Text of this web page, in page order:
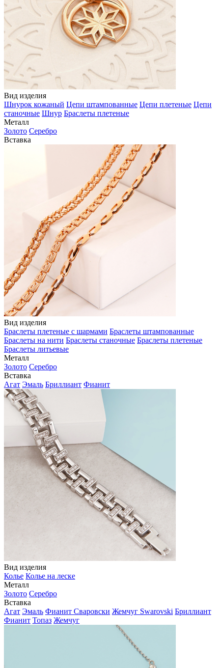
Вид изделия
Шнурок кожаный Цепи штампованные Цепи плетеные Цепи
станочные Шнур Браслеты плетеные
Металл
Золото Серебро
Вставка
Вид изделия
Браслеты плетеные с шармами Браслеты штампованные
Браслеты на нити Браслеты станочные Браслеты плетеные
Браслеты литьевые
Металл
Золото Серебро
Вставка
Агат Эмаль Бриллиант Фианит
Вид изделия
Колье Колье на леске
Металл
Золото Серебро
Вставка
Агат Эмаль Фианит Сваровски Жемчуг Swarovski Бриллиант
Фианит Топаз Жемчуг